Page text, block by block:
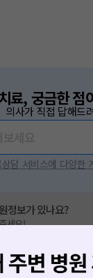
료, 궁금한 점
의사가 직접 답해드
담 서비스에 다양한
정보가 있나요?
세요!